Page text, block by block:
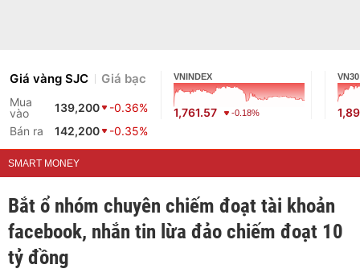
Giá vàng SJC Giá bạc
Mua
vào
139,200
-0.36%
Bán ra
142,200 -0.35%
VNINDEX
1,761.57 -0.18%
VN30
SMART MONEY
Bắt ổ nhóm chuyên chiếm đoạt tài khoản
facebook, nhắn tin lừa đảo chiếm đoạt 10
tỷ đồng